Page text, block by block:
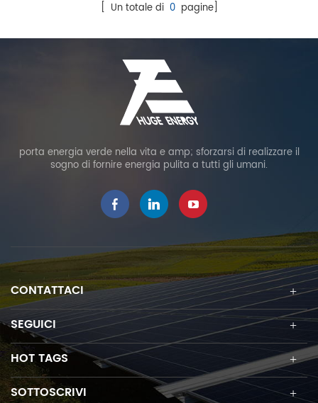
[ Un totale di 0pagine]
porta energia verde nella vita e amp; sforzarsi di realizzare il
sogno di fornire energia pulita a tutti gli umani.
CONTATTACI
SEGUICI
HOT TAGS
SOTTOSCRIVI